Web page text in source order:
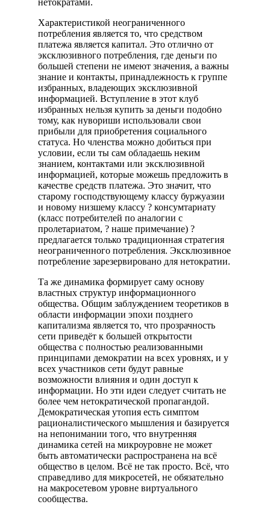
нетократами.
Характеристикой неограниченного
потребления является то, что средством
платежа является капитал. Это отлично от
эксклюзивного потребления, где деньги по
большей степени не имеют значения, а важны
знание и контакты, принадлежность к группе
избранных, владеющих эксклюзивной
информацией. Вступление в этот клуб
избранных нельзя купить за деньги подобно
тому, как нувориши использовали свои
прибыли для приобретения социального
статуса. Но членства можно добиться при
условии, если ты сам обладаешь неким
знанием, контактами или эксклюзивной
информацией, которые можешь предложить в
качестве средств платежа. Это значит, что
старому господствующему классу буржуазии
и новому низшему классу ? консумтариату
(класс потребителей по аналогии с
пролетариатом, ? наше примечание) ?
предлагается только традиционная стратегия
неограниченного потребления. Эксклюзивное
потребление зарезервировано для нетократии.
Та же динамика формирует саму основу
властных структур информационного
общества. Общим заблуждением теоретиков в
области информации эпохи позднего
капитализма является то, что прозрачность
сети приведёт к большей открытости
общества с полностью реализованными
принципами демократии на всех уровнях, и у
всех участников сети будут равные
возможности влияния и один доступ к
информации. Но эти идеи следует считать не
более чем нетократической пропагандой.
Демократическая утопия есть симптом
рационалистического мышления и базируется
на непонимании того, что внутренняя
динамика сетей на микроуровне не может
быть автоматически распространена на всё
общество в целом. Всё не так просто. Всё, что
справедливо для микросетей, не обязательно
на макросетевом уровне виртуального
сообщества.